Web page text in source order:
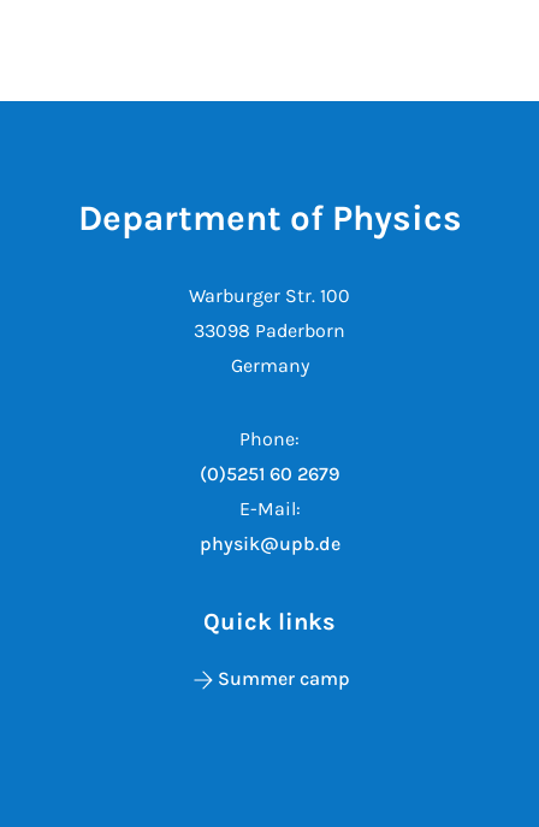
Department of Physics
Warburger Str. 100
33098 Paderborn
Germany
Phone:
(0)5251 60 2679
E-Mail:
physik@upb.de
Quick links
Summer camp